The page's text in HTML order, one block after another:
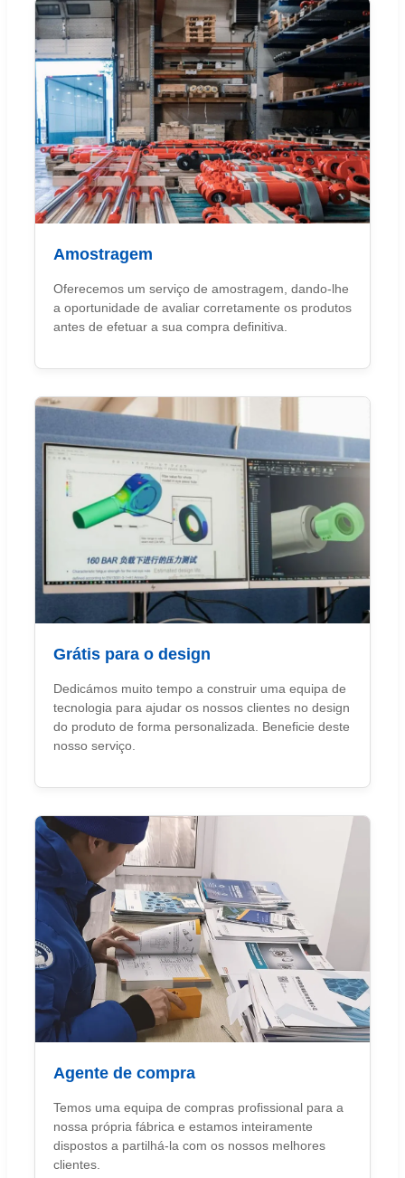
Amostragem
Oferecemos um serviço de amostragem, dando-lhe
a oportunidade de avaliar corretamente os produtos
antes de efetuar a sua compra definitiva.
Grátis para o design
Dedicámos muito tempo a construir uma equipa de
tecnologia para ajudar os nossos clientes no design
do produto de forma personalizada. Beneficie deste
nosso serviço.
Agente de compra
Temos uma equipa de compras profissional para a
nossa própria fábrica e estamos inteiramente
dispostos a partilhá-la com os nossos melhores
clientes.